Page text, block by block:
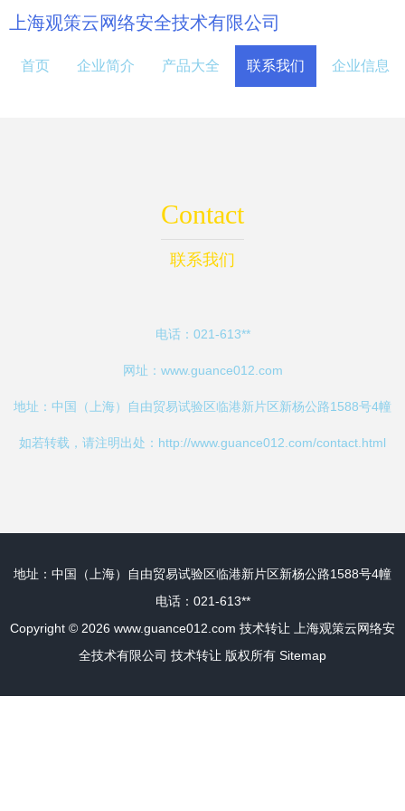
上海观策云网络安全技术有限公司
首页 企业简介 产品大全 联系我们 企业信息
Contact
联系我们
电话：021-613**
网址： www.guance012.com
地址：中国（上海）自由贸易试验区临港新片区新杨公路1588号4幢
如若转载，请注明出处：http://www.guance012.com/contact.html
地址：中国（上海）自由贸易试验区临港新片区新杨公路1588号4幢
电话：021-613**
Copyright © 2026 www.guance012.com 技术转让
上海观策云网络安
全技术有限公司 技术转让 版权所有 Sitemap